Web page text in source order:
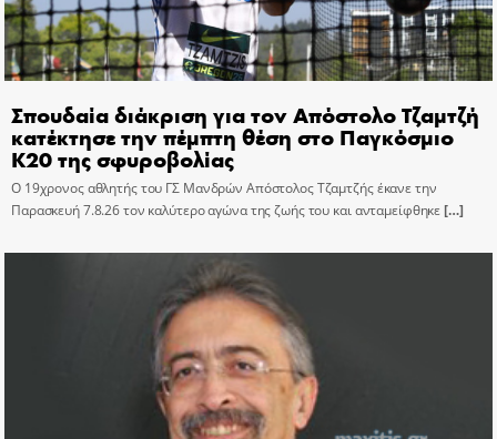
Σπουδαία διάκριση για τον Απόστολο Τζαμτζή
κατέκτησε την πέμπτη θέση στο Παγκόσμιο
Κ20 της σφυροβολίας
Ο 19χρονος αθλητής του ΓΣ Μανδρών Απόστολος Τζαμτζής έκανε την
Παρασκευή 7.8.26 τον καλύτερο αγώνα της ζωής του και ανταμείφθηκε[…]